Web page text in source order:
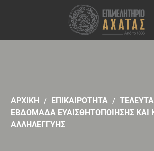
ΑΡΧΙΚΗ ΕΠΙΚΑΙΡΟΤΗΤΑ
ΕΒΔΟΜΑΔΑ ΕΥΑΙΣΘΗΤΟΠΟΙΗΣΗΣ ΚΑΙ
ΑΛΛΗΛΕΓΓΥΗΣ